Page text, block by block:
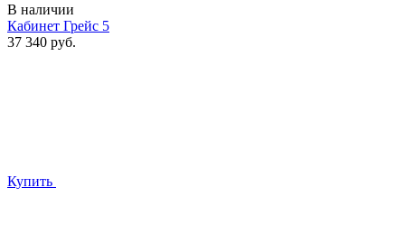
В наличии
Кабинет Грейс 5
37 340 руб.
Купить